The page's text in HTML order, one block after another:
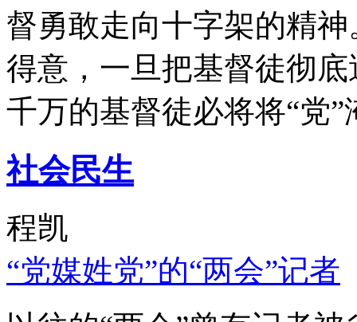
督勇敢走向十字架的精
得意，一旦把基督徒彻
千万的基督徒必将将“党”
社会民生
程凯
“党媒姓党”的“两会”记者